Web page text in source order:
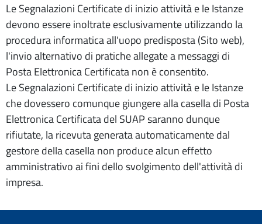
Le Segnalazioni Certificate di inizio attività e le Istanze
devono essere inoltrate esclusivamente utilizzando la
procedura informatica all'uopo predisposta (Sito web),
l'invio alternativo di pratiche allegate a messaggi di
Posta Elettronica Certificata non è consentito.
Le Segnalazioni Certificate di inizio attività e le Istanze
che dovessero comunque giungere alla casella di Posta
Elettronica Certificata del SUAP saranno dunque
rifiutate, la ricevuta generata automaticamente dal
gestore della casella non produce alcun effetto
amministrativo ai fini dello svolgimento dell'attività di
impresa.